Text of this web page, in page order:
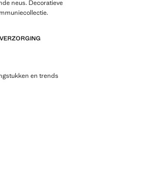
neus. Decoratieve
en trends